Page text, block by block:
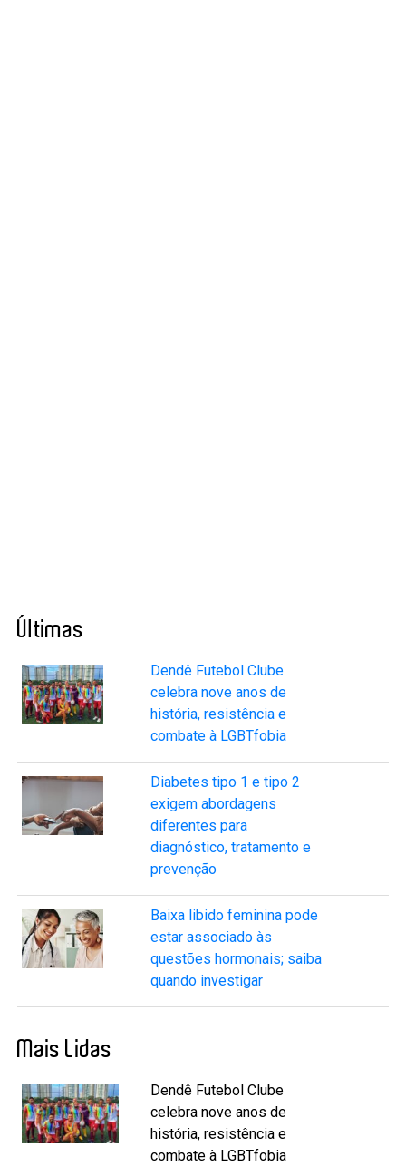
Últimas
Dendê Futebol Clube
celebra nove anos de
história, resistência e
combate à LGBTfobia
Diabetes tipo 1 e tipo 2
exigem abordagens
diferentes para
diagnóstico, tratamento e
prevenção
Baixa libido feminina pode
estar associado às
questões hormonais; saiba
quando investigar
Mais Lidas
Dendê Futebol Clube
celebra nove anos de
história, resistência e
combate à LGBTfobia